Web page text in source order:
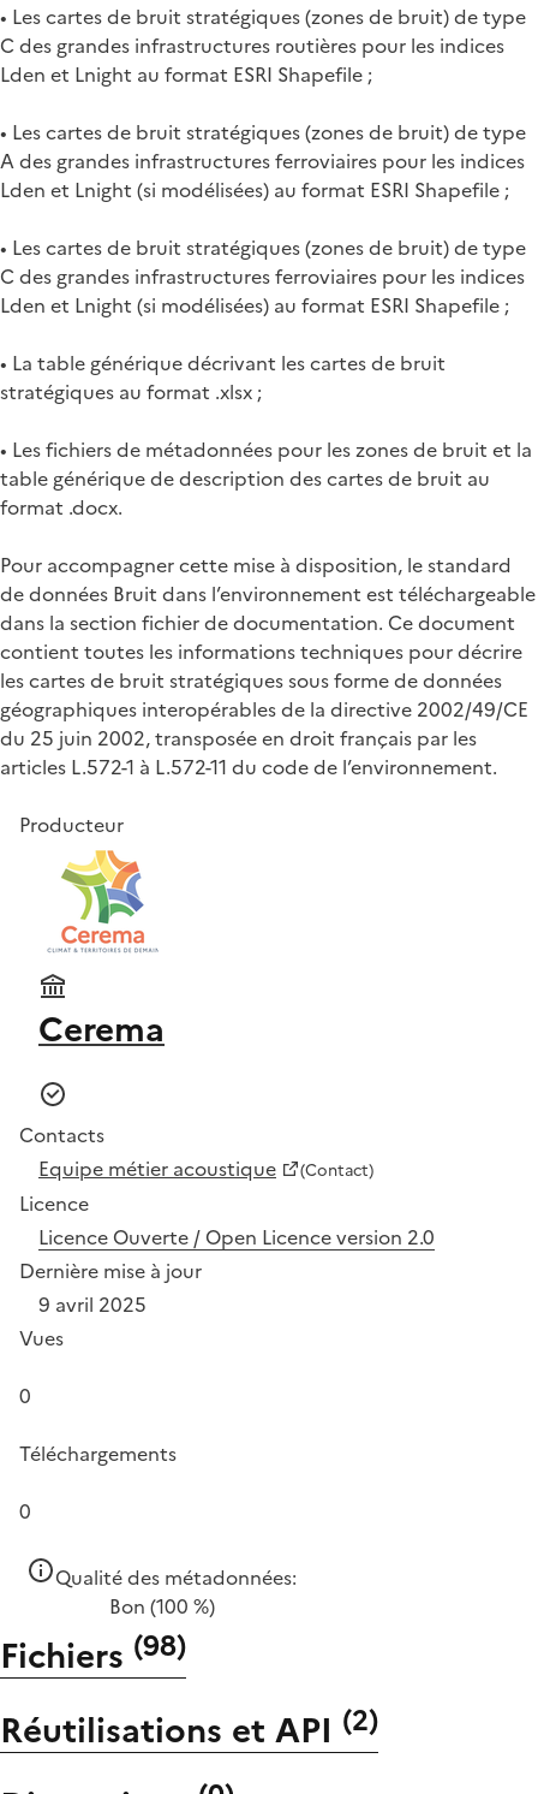
• Les cartes de bruit stratégiques (zones de bruit) de type
C des grandes infrastructures routières pour les indices
Lden et Lnight au format ESRI Shapefile ;
• Les cartes de bruit stratégiques (zones de bruit) de type
A des grandes infrastructures ferroviaires pour les indices
Lden et Lnight (si modélisées) au format ESRI Shapefile ;
• Les cartes de bruit stratégiques (zones de bruit) de type
C des grandes infrastructures ferroviaires pour les indices
Lden et Lnight (si modélisées) au format ESRI Shapefile ;
• La table générique décrivant les cartes de bruit
stratégiques au format .xlsx ;
• Les fichiers de métadonnées pour les zones de bruit et la
table générique de description des cartes de bruit au
format .docx.
Pour accompagner cette mise à disposition, le standard
de données Bruit dans l’environnement est téléchargeable
dans la section fichier de documentation. Ce document
contient toutes les informations techniques pour décrire
les cartes de bruit stratégiques sous forme de données
géographiques interopérables de la directive 2002/49/CE
du 25 juin 2002, transposée en droit français par les
articles L.572-1 à L.572-11 du code de l’environnement.
Producteur
Cerema
Contacts
Equipe métier acoustique
(Contact)
Licence
Licence Ouverte / Open Licence version 2.0
Dernière mise à jour
9 avril 2025
Vues
0
Téléchargements
0
Qualité des métadonnées:
Bon (100 %)
Fichiers (98)
Réutilisations et API (2)